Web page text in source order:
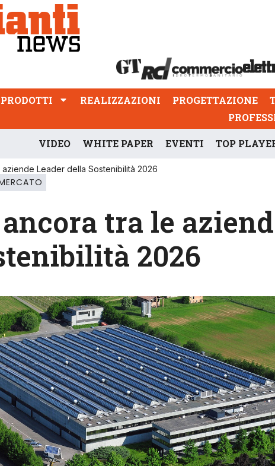
REALIZZAZIONI
PRODOTTI REALIZZAZIONI PROGETTAZIONE
VIDEO WHITE PAPER EVENTI TOP
Leader della Sostenibilità 2026
tra le
2026